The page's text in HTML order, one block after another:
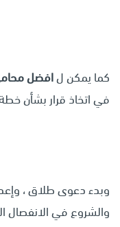
كما يمكن لافضل
في اتخاذ قرار بشأن
وبدء دعوى طلاق ،
والشروع في الانفصال